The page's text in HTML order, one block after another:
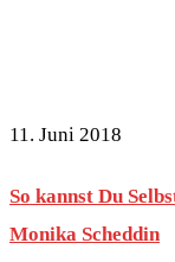
11. Juni 2018
So kannst Du
Monika Scheddin